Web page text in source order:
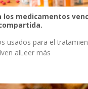
los medicamentos
usados para el
alLeer más